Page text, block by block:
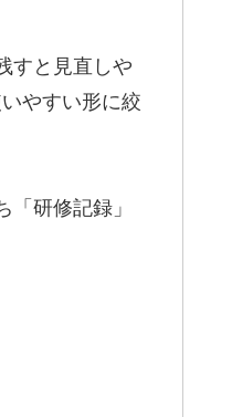
すと見直しや
やすい形に絞
研修記録」